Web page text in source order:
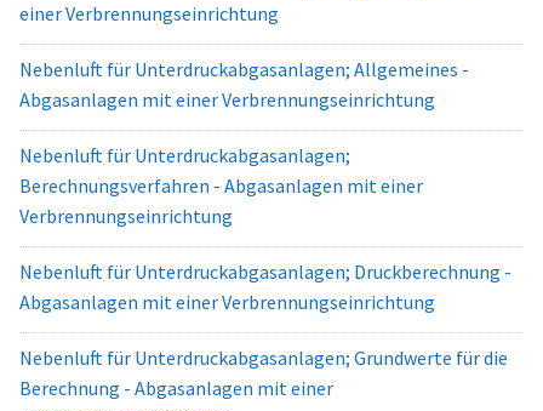
einer Verbrennungseinrichtung
Nebenluft für Unterdruckabgasanlagen; Allgemeines -
Abgasanlagen mit einer Verbrennungseinrichtung
Nebenluft für Unterdruckabgasanlagen;
Berechnungsverfahren - Abgasanlagen mit einer
Verbrennungseinrichtung
Nebenluft für Unterdruckabgasanlagen; Druckberechnung -
Abgasanlagen mit einer Verbrennungseinrichtung
Nebenluft für Unterdruckabgasanlagen; Grundwerte für die
Berechnung - Abgasanlagen mit einer